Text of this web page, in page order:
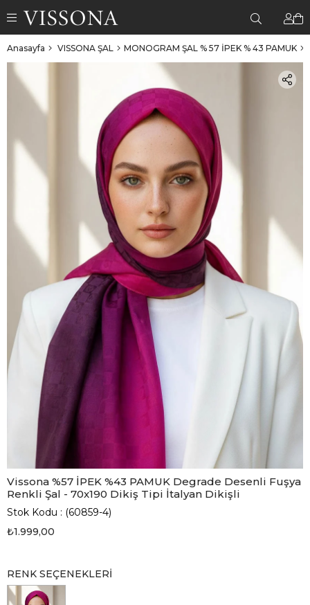
Anasayfa VISSONA ŞAL MONOGRAM ŞAL % 57 İPEK % 43 PAMUK
Vissona %57 İPEK %43 PAMUK Degrade Desenli Fuşya
Renkli Şal - 70x190 Dikiş Tipi İtalyan Dikişli
Stok Kodu
(60859-4)
₺1.999,00
RENK SEÇENEKLERI